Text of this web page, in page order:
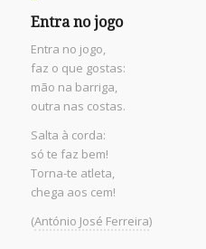
Entra no jogo
Entra no jogo,
faz o que gostas:
mão na barriga,
outra nas costas.
Salta à corda:
só te faz bem!
Torna-te atleta,
chega aos cem!
(António José Ferreira)